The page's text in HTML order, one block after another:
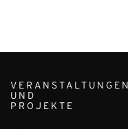
VERANSTALTUNGEN
UND
PROJEKTE